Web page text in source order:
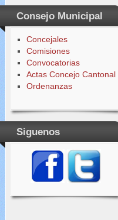
Consejo Municipal
Concejales
Comisiones
Convocatorias
Actas Concejo Cantonal
Ordenanzas
Siguenos